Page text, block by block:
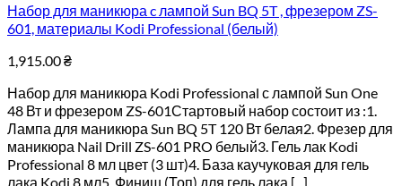
Набор для маникюра c лампой Sun BQ 5T , фрезером ZS-
601, материалы Kodi Professional (белый)
1,915.00₴
Набор для маникюра Kodi Professional с лампой Sun One
48 Вт и фрезером ZS-601Стартовый набор состоит из :1.
Лампа для маникюра Sun BQ 5T 120 Вт белая2. Фрезер для
маникюра Nail Drill ZS-601 PRO белый3. Гель лак Kodi
Professional 8 мл цвет (3 шт)4. База каучуковая для гель
лака Kodi 8 мл5. Финиш (Топ) для гель лака [...]